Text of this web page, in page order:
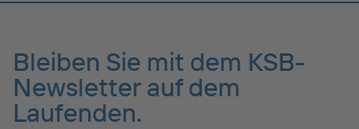
Bleiben Sie mit dem KSB-
Newsletter auf dem
Laufenden.